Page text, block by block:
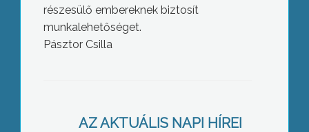
részesülő embereknek biztosít
munkalehetőséget.
Pásztor Csilla
AZ AKTUÁLIS NAPI HÍREI
elindította képviselőjelölti kampányát